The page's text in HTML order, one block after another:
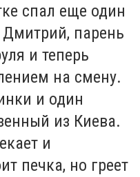
спал еще один
парень
и теперь
на смену.
и один
из Киева.
и
печка, но греет